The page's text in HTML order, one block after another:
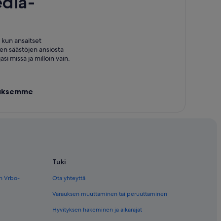
ansaitset
säästöjen ansiosta
missä ja milloin vain.
Vrbo-
Tuki
Ota yhteyttä
Varauksen muuttaminen tai peruuttaminen
Hyvityksen hakeminen ja aikarajat